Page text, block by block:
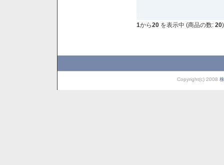
1から20 を表示中 (商品の数: 20)
Copyright(c) 2008